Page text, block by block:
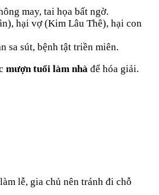
may, tai họa bất ngờ.
hại vợ (Kim Lâu Thê), hại con
sa sút, bệnh tật triền miên.
mượn tuổi làm nhà để hóa giải.
lễ, gia chủ nên tránh đi chỗ